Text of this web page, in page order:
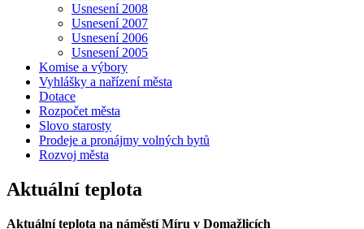
Usnesení 2008
Usnesení 2007
Usnesení 2006
Usnesení 2005
Komise a výbory
Vyhlášky a nařízení města
Dotace
Rozpočet města
Slovo starosty
Prodeje a pronájmy volných bytů
Rozvoj města
Aktuální teplota
Aktuální teplota na náměstí Míru v Domažlicích